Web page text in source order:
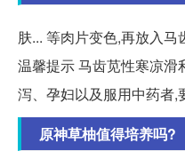
肤... 等肉片变色,再放入马
温馨提示 马齿苋性寒凉滑
泻、孕妇以及服用中药者,
原神草柚值得培养吗?